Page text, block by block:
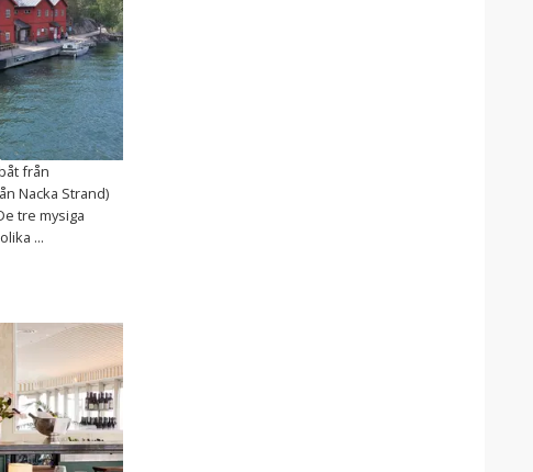
från
Nacka Strand)
tre mysiga
...